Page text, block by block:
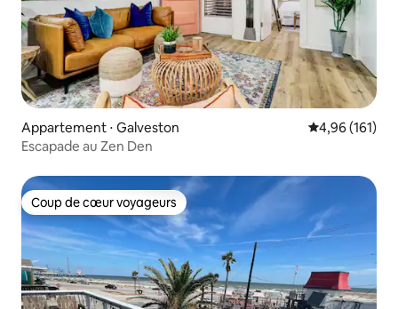
Appartement ⋅ Galveston Évaluation
4,96 (161)
Escapade au Zen Den
Coup de cœur voyageurs
Coup de cœur voyageurs